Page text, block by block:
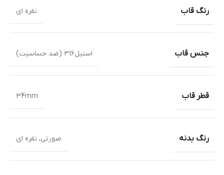
رنگ قاب نقره ای
جنس قاب استیل316 (ضد حساسیت)
قطر قاب 34mm
رنگ بدنه صورتی, نقره ای